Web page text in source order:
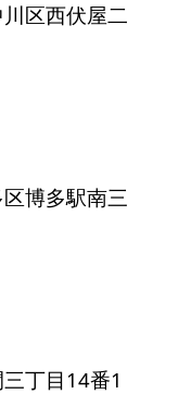
区西伏屋二
博多駅南三
丁目14番1